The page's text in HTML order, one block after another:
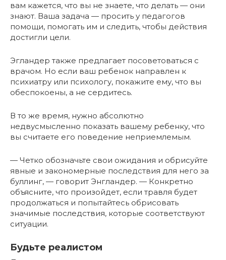
вам кажется, что вы не знаете, что делать — они
знают. Ваша задача — просить у педагогов
помощи, помогать им и следить, чтобы действия
достигли цели.
Эгландер также предлагает посоветоваться с
врачом. Но если ваш ребенок направлен к
психиатру или психологу, покажите ему, что вы
обеспокоены, а не сердитесь.
В то же время, нужно абсолютно
недвусмысленно показать вашему ребенку, что
вы считаете его поведение неприемлемым.
— Четко обозначьте свои ожидания и обрисуйте
явные и закономерные последствия для него за
буллинг, — говорит Энгландер. — Конкретно
объясните, что произойдет, если травля будет
продолжаться и попытайтесь обрисовать
значимые последствия, которые соответствуют
ситуации.
Будьте реалистом